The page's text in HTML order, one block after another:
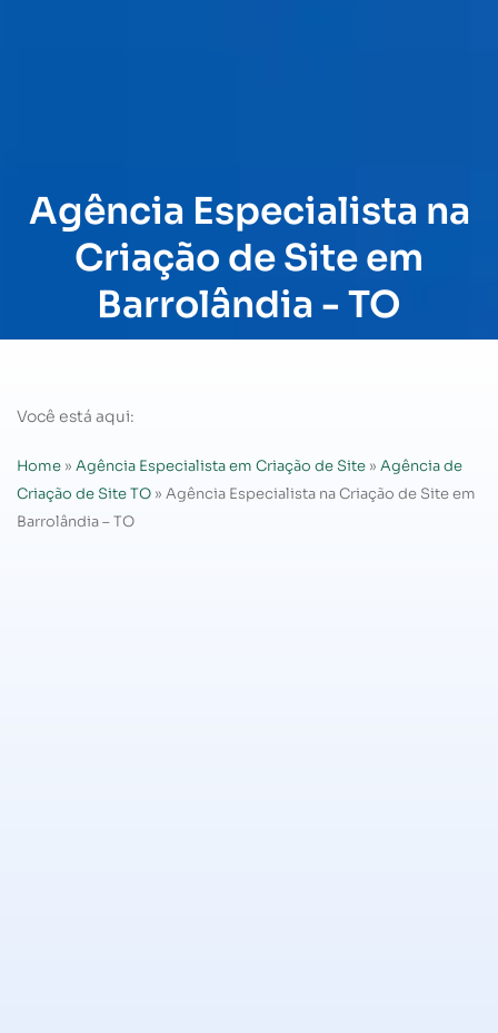
Agência Especialista na
Criação de Site em
Barrolândia - TO
Você está aqui:
Home » Agência Especialista em Criação de Site » Agência de
Criação de Site TO » Agência Especialista na Criação de Site em
Barrolândia – TO